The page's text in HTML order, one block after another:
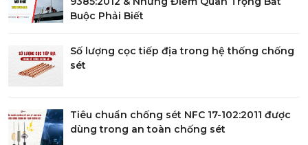
Buộc Phải Biết
Số lượng cọc tiếp địa trong hệ thống chống
sét
Tiêu chuẩn chống sét NFC 17-102:2011 được
dùng trong an toàn chống sét